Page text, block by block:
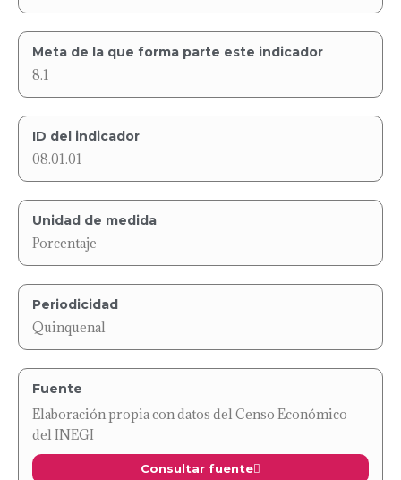
Meta de la que forma parte este indicador
8.1
ID del indicador
08.01.01
Unidad de medida
Porcentaje
Periodicidad
Quinquenal
Fuente
Elaboración propia con datos del Censo Económico
del INEGI
Consultar fuente